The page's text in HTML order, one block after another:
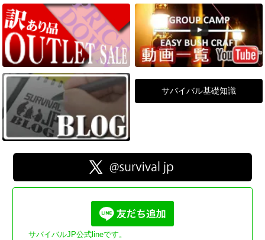
サバイバル基礎知識
サバイバルJP公式lineです。